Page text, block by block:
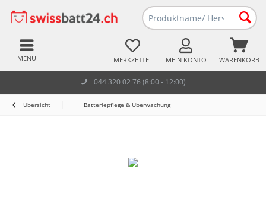
044 320 02 76 (8:00 - 12:00)
WARENKORB
MERKZETTEL MEIN KONTO
MENÜ
Übersicht Batteriepflege & Überwachung